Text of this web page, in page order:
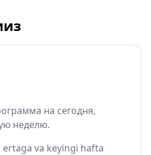
на сегодня,
неделю.
va keyingi hafta